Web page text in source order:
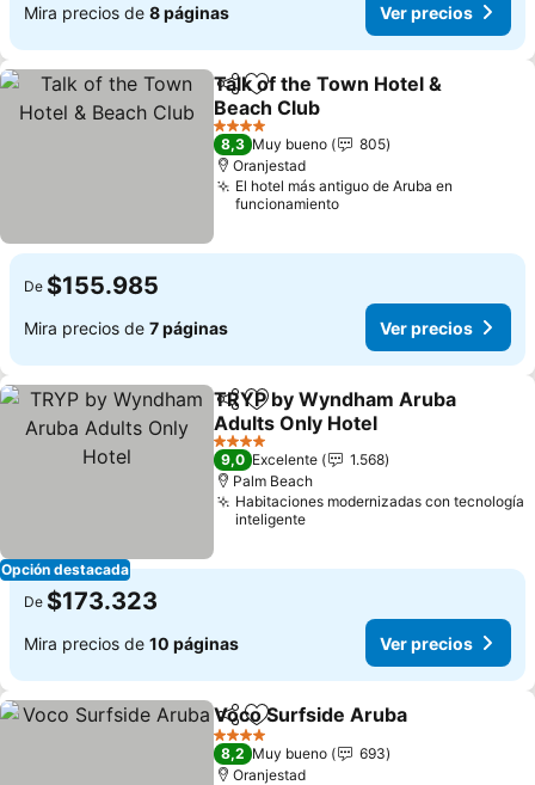
Mira precios de 8 páginas Ver precios
Compartir
Agregar a favoritos
Talk of the Town Hotel &
Beach Club
4 Estrellas
8,3 Muy bueno
805
Oranjestad
El hotel más antiguo de Aruba en
funcionamiento
De $155.985
Mira precios de 7 páginas Ver precios
Opción destacada
CompartirAgregar a favoritos
TRYP by Wyndham Aruba
Adults Only Hotel
4 Estrellas
9,0 Excelente
1.568
Palm Beach
Habitaciones modernizadas con tecnología
inteligente
De $173.323
Mira precios de 10 páginas Ver precios
CompartirAgregar a favoritos
Voco Surfside Aruba
4 Estrellas
8,2 Muy bueno
693
Oranjestad